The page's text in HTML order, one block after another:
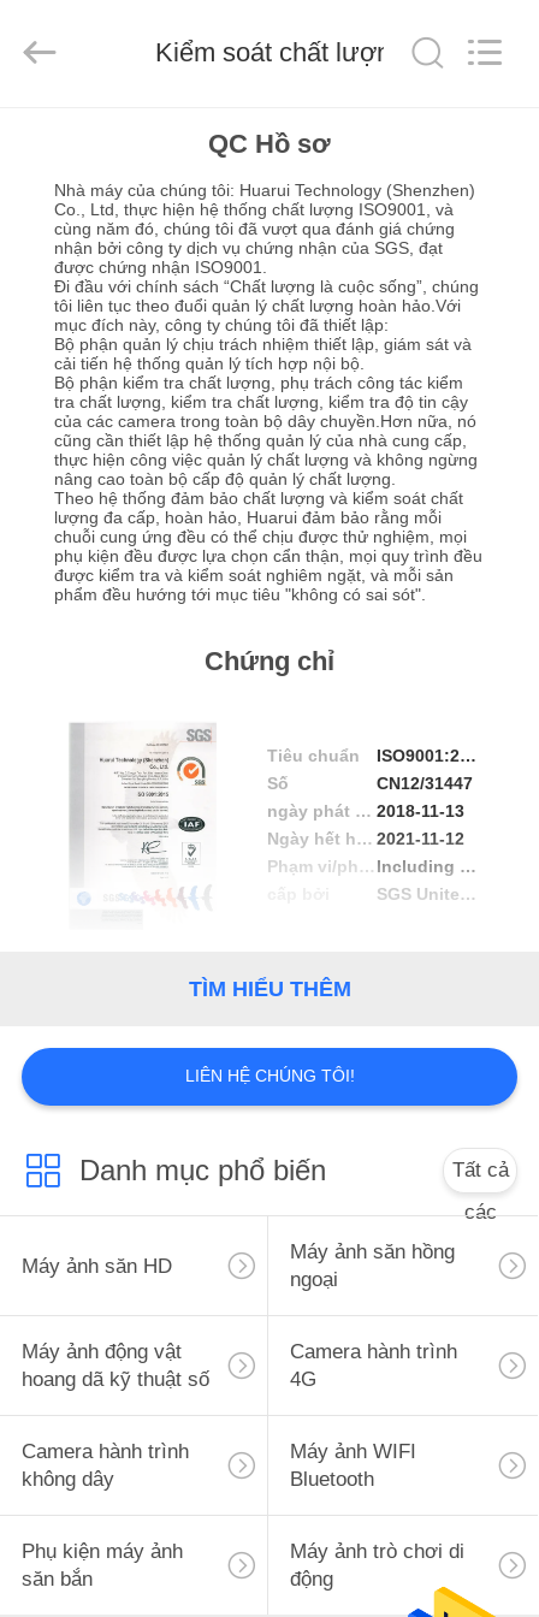
SẢN
PHẨM
VIDEO
CHÚNG
TÔI
CHUYẾN
THAM
LƯỢNG
VỚI
CHÚNG
TIN
TỨC
YÊU
CẦU
ĐẶT
GIÁ
SƠ
ĐỒ
ASIA
Kiểm soát chất lượng
QC Hồ sơ
Nhà máy của chúng tôi: Huarui Technology (Shenzhen)
Co., Ltd, thực hiện hệ thống chất lượng ISO9001, và
cùng năm đó, chúng tôi đã vượt qua đánh giá chứng
nhận bởi công ty dịch vụ chứng nhận của SGS, đạt
được chứng nhận ISO9001.
Đi đầu với chính sách “Chất lượng là cuộc sống”, chúng
tôi liên tục theo đuổi quản lý chất lượng hoàn hảo.Với
mục đích này, công ty chúng tôi đã thiết lập:
Bộ phận quản lý chịu trách nhiệm thiết lập, giám sát và
cải tiến hệ thống quản lý tích hợp nội bộ.
Bộ phận kiểm tra chất lượng, phụ trách công tác kiểm
tra chất lượng, kiểm tra chất lượng, kiểm tra độ tin cậy
của các camera trong toàn bộ dây chuyền.Hơn nữa, nó
cũng cần thiết lập hệ thống quản lý của nhà cung cấp,
thực hiện công việc quản lý chất lượng và không ngừng
nâng cao toàn bộ cấp độ quản lý chất lượng.
Theo hệ thống đảm bảo chất lượng và kiểm soát chất
lượng đa cấp, hoàn hảo, Huarui đảm bảo rằng mỗi
chuỗi cung ứng đều có thể chịu được thử nghiệm, mọi
phụ kiện đều được lựa chọn cẩn thận, mọi quy trình đều
được kiểm tra và kiểm soát nghiêm ngặt, và mỗi sản
phẩm đều hướng tới mục tiêu "không có sai sót".
Chứng chỉ
Tiêu chuẩn
ISO9001:2018
Số
CN12/31447
ngày phát hành 2018-11-13
Ngày hết hạn 2021-11-12
Phạm vi/phạm vi
Including digital telescope,hunting camera,sports camera,observing-bird camera,garden camera,bluetooth earphone night vision vie
SGS United Kingdom Ltd Systems& Services Certification
TÌM HIỂU THÊM
LIÊN HỆ CHÚNG TÔI!
Danh mục phổ biến
Tất cả
các
Máy ảnh săn HD
Máy ảnh săn hồng
ngoại
Máy ảnh động vật
hoang dã kỹ thuật số
Camera hành trình
4G
Camera hành trình
không dây
Máy ảnh WIFI
Bluetooth
Phụ kiện máy ảnh
săn bắn
Máy ảnh trò chơi di
động